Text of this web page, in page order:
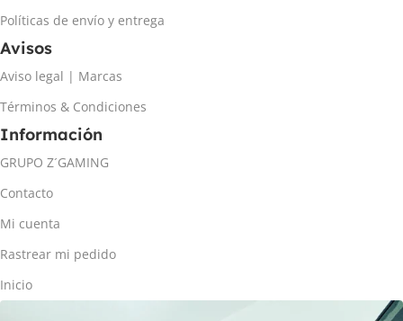
Políticas de envío y entrega
Avisos
Aviso legal | Marcas
Términos & Condiciones
Información
GRUPO Z´GAMING
Contacto
Mi cuenta
Rastrear mi pedido
Inicio